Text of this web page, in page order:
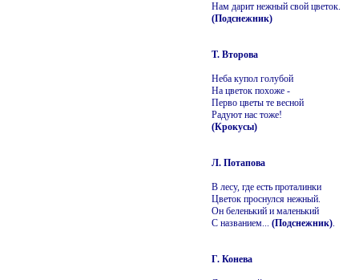
Нам дарит нежный свой цветок.
(Подснежник)
Т. Второва
Неба купол голубой
На цветок похоже -
Перво цветы те весной
Радуют нас тоже!
(Крокусы)
Л. Потапова
В лесу, где есть проталинки
Цветок проснулся нежный.
Он беленький и маленький
С названием... (Подснежник).
Г. Конева